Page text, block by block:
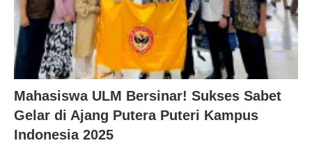
Mahasiswa ULM Bersinar! Sukses Sabet
Gelar di Ajang Putera Puteri Kampus
Indonesia 2025